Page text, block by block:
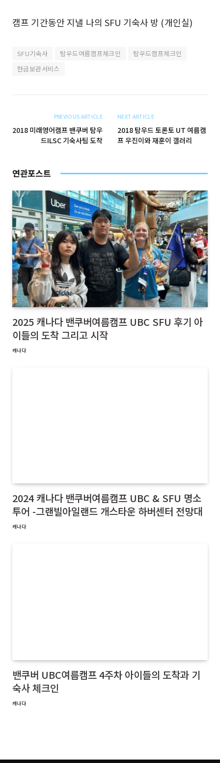
캠프 기간동안 지낼 나의 SFU 기숙사 방 (개인실)
SFU기숙사 탐우드여름캠프체크인
탐우드캠프체크인
현금보관서비스
PREVIOUS ARTICLE
2018 미래영어캠프 밴쿠버 탐우
드ILSC 기숙사팀 도착
NEXT ARTICLE
2018 탐우드 토론토 UT 여름캠
프 우진이와 재훈이 갤러리
연관포스트
2025 캐나다 밴쿠버여름캠프 UBC SFU 후기 아
이들의 도착 그리고 시작
캐나다
2024 캐나다 밴쿠버여름캠프 UBC & SFU 명소
투어 -그랜빌아일랜드 개스타운 하버센터 전망대
캐나다
밴쿠버 UBC여름캠프 4주차 아이들의 도착과 기
숙사 체크인
캐나다